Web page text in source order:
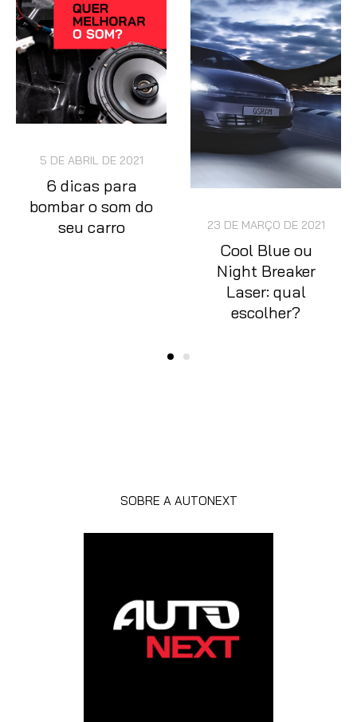
5 DE ABRIL DE 2021
6 dicas para
bombar o som do
seu carro
23 DE MARÇO DE 2021
Cool Blue ou
Night Breaker
Laser: qual
escolher?
SOBRE A AUTONEXT